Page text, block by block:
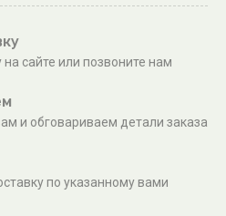
на сайте или позвоните нам
и обговариваем детали заказа
по указанному вами